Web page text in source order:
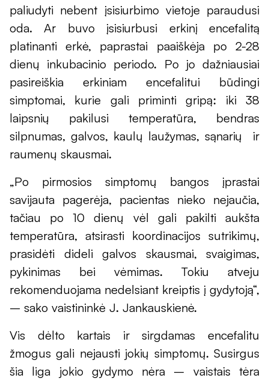
paliudyti nebent įsisiurbimo vietoje paraudusi
oda. Ar buvo įsisiurbusi erkinį encefalitą
platinanti erkė, paprastai paaiškėja po 2-28
dienų inkubacinio periodo. Po jo dažniausiai
pasireiškia erkiniam encefalitui būdingi
simptomai, kurie gali priminti gripą: iki 38
laipsnių pakilusi temperatūra, bendras
silpnumas, galvos, kaulų laužymas, sąnarių ir
raumenų skausmai.
„Po pirmosios simptomų bangos įprastai
savijauta pagerėja, pacientas nieko nejaučia,
tačiau po 10 dienų vėl gali pakilti aukšta
temperatūra, atsirasti koordinacijos sutrikimų,
prasidėti dideli galvos skausmai, svaigimas,
pykinimas bei vėmimas. Tokiu atveju
rekomenduojama nedelsiant kreiptis į gydytoją“,
– sako vaistininkė J. Jankauskienė.
Vis dėlto kartais ir sirgdamas encefalitu
žmogus gali nejausti jokių simptomų. Susirgus
šia liga jokio gydymo nėra – vaistais tėra